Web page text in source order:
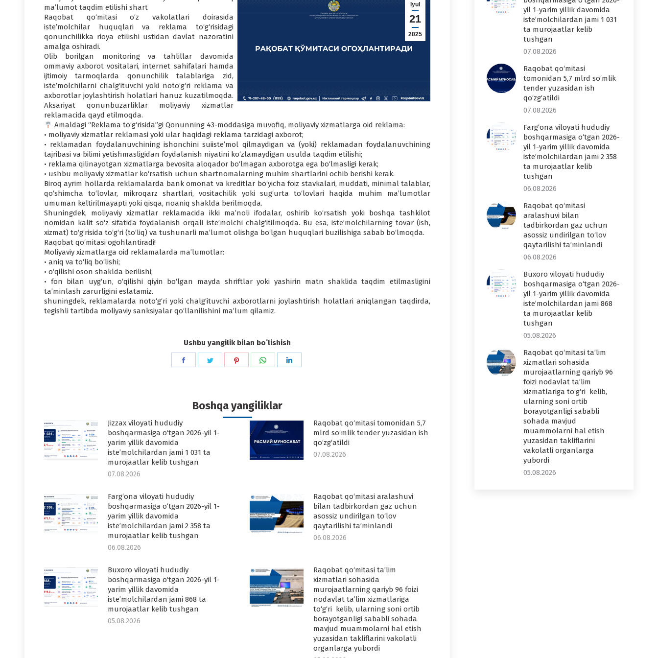
Iyul
21
2025
ma’lumot taqdim etilishi shart
Raqobat qo‘mitasi o‘z vakolatlari doirasida
iste’molchilar huquqlari va reklama to‘g‘risidagi
qonunchilikka rioya etilishi ustidan davlat nazoratini
amalga oshiradi.
Olib borilgan monitoring va tahlillar davomida
ommaviy axborot vositalari, internet sahifalari hamda
ijtimoiy tarmoqlarda qonunchilik talablariga zid,
iste’molchilarni chalg‘ituvchi yoki noto‘g‘ri reklama va
axborotlar joylashtirish holatlari hanuz kuzatilmoqda.
Aksariyat qonunbuzarliklar moliyaviy xizmatlar
reklamacida qayd etilmoqda.
Amaldagi “Reklama to‘g‘risida”gi Qonunning 43-moddasiga muvofiq, moliyaviy xizmatlarga oid reklama:
• moliyaviy xizmatlar reklamasi yoki ular haqidagi reklama tarzidagi axborot;
• reklamadan foydalanuvchining ishonchini suiiste’mol qilmaydigan va (yoki) reklamadan foydalanuvchining
tajribasi va bilimi yetishmasligidan foydalanish niyatini ko‘zlamaydigan usulda taqdim etilishi;
• reklama qilinayotgan xizmatlarga bevosita aloqador bo‘lmagan axborotga ega bo‘lmasligi kerak;
• ushbu moliyaviy xizmatlar ko‘rsatish uchun shartnomalarning muhim shartlarini ochib berishi kerak.
Biroq ayrim hollarda reklamalarda bank omonat va kreditlar bo‘yicha foiz stavkalari, muddati, minimal talablar,
qo‘shimcha to‘lovlar, mikroqarz shartlari, vositachilik yoki sug‘urta to‘lovlari haqida muhim ma’lumotlar
umuman keltirilmayapti yoki qisqa, noaniq shaklda berilmoqda.
Shuningdek, moliyaviy xizmatlar reklamacida ikki ma’noli ifodalar, oshirib ko‘rsatish yoki boshqa tashkilot
nomidan kalit so‘z sifatida foydalanish orqali iste’molchi chalg‘itilmoqda. Bu esa, iste’molchilarning tovar (ish,
xizmat) to‘g‘risida to‘g‘ri (to‘liq) va tushunarli ma’lumot olishga bo‘lgan huquqlari buzilishiga sabab bo‘lmoqda.
Raqobat qo‘mitasi ogohlantiradi!
Moliyaviy xizmatlarga oid reklamalarda ma’lumotlar:
• aniq va to‘liq bo‘lishi;
• o‘qilishi oson shaklda berilishi;
• fon bilan uyg‘un, o‘qilishi qiyin bo‘lgan mayda shriftlar yoki yashirin matn shaklida taqdim etilmasligini
ta’minlash zarurligini eslatamiz.
shuningdek, reklamalarda noto‘g‘ri yoki chalg‘ituvchi axborotlarni joylashtirish holatlari aniqlangan taqdirda,
tegishli tartibda moliyaviy sanksiyalar qo‘llanilishini ma’lum qilamiz.
Ushbu yangilik bilan boʻlishish
Share
Share
Share
Share
Boshqa yangiliklar
Jizzax viloyati hududiy
boshqarmasiga o‘tgan 2026-yil 1-
yarim yillik davomida
iste’molchilardan jami 1 031 ta
murojaatlar kelib tushgan
07.08.2026
Raqobat qo‘mitasi tomonidan 5,7
mlrd so‘mlik tender yuzasidan ish
qo‘zg‘atildi
07.08.2026
Farg‘ona viloyati hududiy
boshqarmasiga o‘tgan 2026-yil 1-
yarim yillik davomida
iste’molchilardan jami 2 358 ta
murojaatlar kelib tushgan
06.08.2026
Raqobat qo‘mitasi aralashuvi
bilan tadbirkordan gaz uchun
asossiz undirilgan to‘lov
qaytarilishi ta’minlandi
06.08.2026
Buxoro viloyati hududiy
boshqarmasiga o‘tgan 2026-yil 1-
yarim yillik davomida
iste’molchilardan jami 868 ta
murojaatlar kelib tushgan
05.08.2026
Raqobat qo‘mitasi ta’lim
xizmatlari sohasida
murojaatlarning qariyb 96 foizi
nodavlat ta’lim xizmatlariga
to‘g‘ri kelib, ularning soni ortib
borayotganligi sababli sohada
mavjud muammolarni hal etish
yuzasidan takliflarini vakolatli
organlarga yubordi
yil 1-yarim yillik davomida
iste’molchilardan jami 1 031
ta murojaatlar kelib
tushgan
07.08.2026
Raqobat qo‘mitasi
tomonidan 5,7 mlrd so‘mlik
tender yuzasidan ish
qo‘zg‘atildi
07.08.2026
Farg‘ona viloyati hududiy
boshqarmasiga o‘tgan 2026-
yil 1-yarim yillik davomida
iste’molchilardan jami 2 358
ta murojaatlar kelib
tushgan
06.08.2026
Raqobat qo‘mitasi
aralashuvi bilan
tadbirkordan gaz uchun
asossiz undirilgan to‘lov
qaytarilishi ta’minlandi
06.08.2026
Buxoro viloyati hududiy
boshqarmasiga o‘tgan 2026-
yil 1-yarim yillik davomida
iste’molchilardan jami 868
ta murojaatlar kelib
tushgan
05.08.2026
Raqobat qo‘mitasi ta’lim
xizmatlari sohasida
murojaatlarning qariyb 96
foizi nodavlat ta’lim
xizmatlariga to‘g‘ri kelib,
ularning soni ortib
borayotganligi sababli
sohada mavjud
muammolarni hal etish
yuzasidan takliflarini
vakolatli organlarga
yubordi
05.08.2026